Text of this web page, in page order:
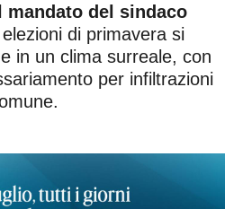
del sindaco
di primavera si
in un clima surreale, con
per infiltrazioni